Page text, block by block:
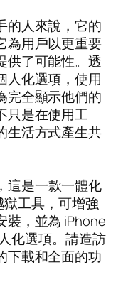
的人來說，它的
為用戶以更重要
供了可能性。透
人化選項，使用
完全顯示他們的
只是在使用工
生活方式產生共
，這是一款一體化
工具，可增強
裝，並為 iPhone
化選項。請造訪
下載和全面的功